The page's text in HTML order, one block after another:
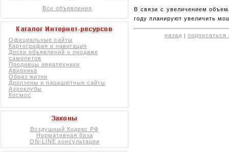
Все объявления
Официальные сайты
Картография и навигация
Доски объявлений о продаже
самолетов
Продавцы авиатехники
Авионика
Образ жизни
Дропзоны и парашютные сайты
Аэроклубы
Космос
Воздушный Кодекс РФ
Нормативная база
ON-LINE консультации
В связи с увеличением
году планируют увеличить
назад подписаться